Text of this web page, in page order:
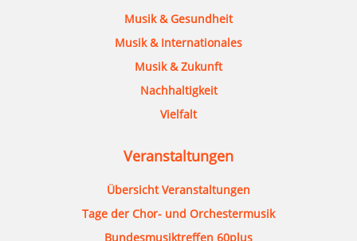
Musik & Gesundheit
Musik & Internationales
Musik & Zukunft
Nachhaltigkeit
Vielfalt
Veranstaltungen
Übersicht Veranstaltungen
Tage der Chor- und Orchestermusik
Bundesmusiktreffen 60plus